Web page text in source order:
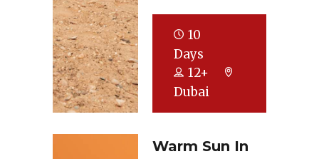
10
Days
12+
Dubai
Warm Sun In